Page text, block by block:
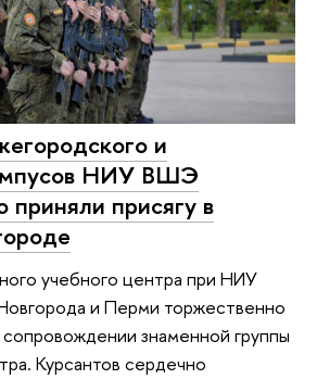
и
НИУ ВШЭ
приняли присягу в
учебного центра при НИУ
и Перми торжественно
сопровождении знаменной группы
Курсантов сердечно